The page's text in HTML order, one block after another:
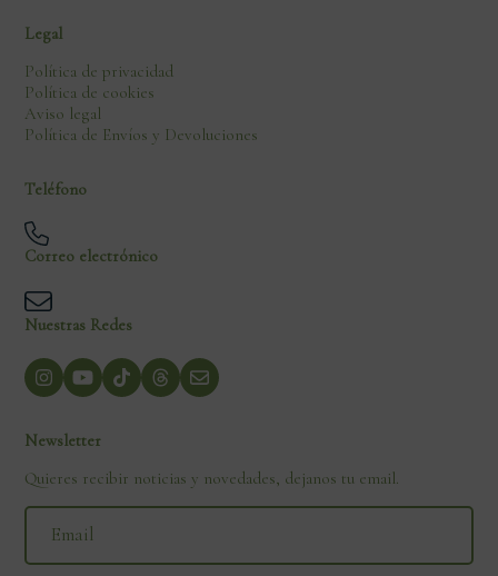
Legal
Política de privacidad
Política de cookies
Aviso legal
Política de Envíos y Devoluciones
Teléfono
Correo electrónico
Nuestras Redes
Newsletter
Quieres recibir noticias y novedades, dejanos tu email.